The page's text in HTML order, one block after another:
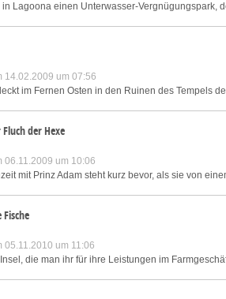
Lagoona einen Unterwasser-
14.02.2009 um 07:56
im Fernen Osten in den Ruinen des Tempels
der Hexe
06.11.2009 um 10:06
mit Prinz Adam steht kurz bevor, als sie von
05.11.2010 um 11:06
die man ihr für ihre Leistungen im